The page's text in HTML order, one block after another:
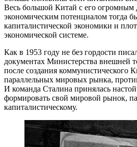
Весь большой Китай с его огромным
экономическим потенциалом тогда
капиталистической экономики и
экономической системе.
Как в 1953 году не без гордости
документах Министерства внешней
после создания коммунистического
параллельных мировых рынка,
И команда Сталина принялась
формировать свой мировой рынок,
капиталистическому.